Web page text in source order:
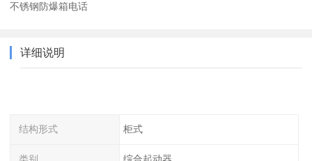
不锈钢防爆箱电话
详细说明
结构形式 柜式